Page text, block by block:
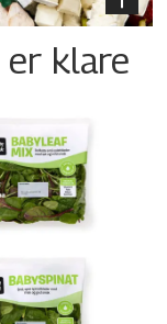
klare